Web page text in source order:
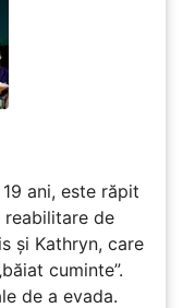
ani, este răpit
de
și Kathryn, care
cuminte”.
de a evada.